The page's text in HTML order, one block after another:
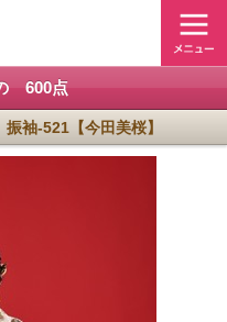
600点
袖-521【今田美桜】